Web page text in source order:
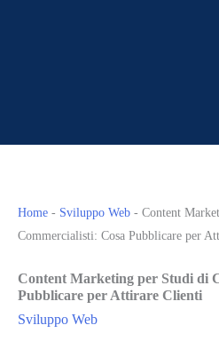
Home - Sviluppo Web - Content
Commercialisti: Cosa Pubblicare per
Content Marketing per Studi di
Pubblicare per Attirare Clienti
Sviluppo Web